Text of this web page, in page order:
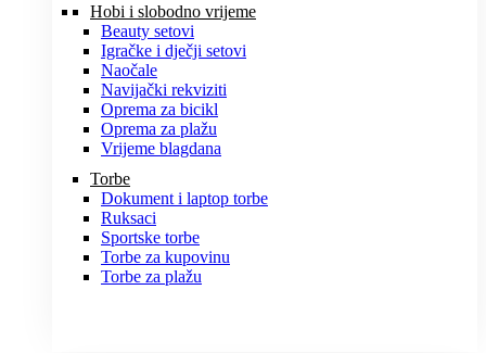
Hobi i slobodno vrijeme
Beauty setovi
Igračke i dječji setovi
Naočale
Navijački rekviziti
Oprema za bicikl
Oprema za plažu
Vrijeme blagdana
Torbe
Dokument i laptop torbe
Ruksaci
Sportske torbe
Torbe za kupovinu
Torbe za plažu